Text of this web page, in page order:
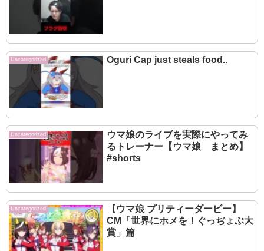
Uncategorized Oguri Cap just steals food..
Uncategorized
ウマ娘のライブを実際にやってみ
るトレーナー【ウマ娘 まとめ】
#shorts
Uncategorized
【ウマ娘 プリティーダービー】
CM「世界にホメを！ぐっぢょぶ大
賞」篇